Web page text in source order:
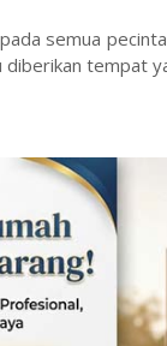
semua
tempat